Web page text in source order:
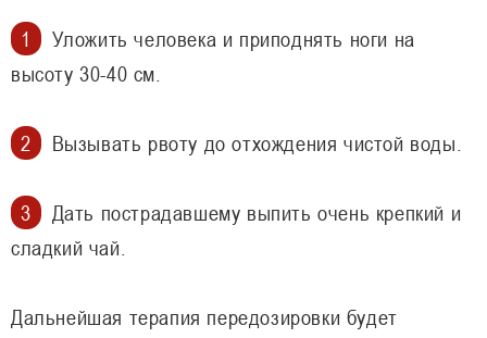
Уложить человека и приподнять ноги на
высоту 30-40 см.
Вызывать рвоту до отхождения чистой воды.
Дать пострадавшему выпить очень крепкий и
сладкий чай.
Дальнейшая терапия передозировки будет